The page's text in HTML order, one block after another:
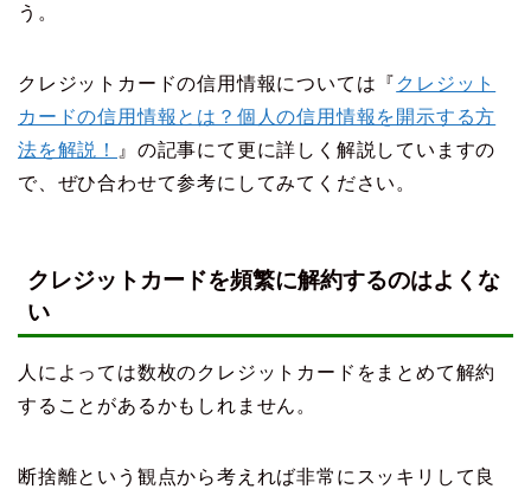
う。
クレジットカードの信用情報については『 クレジット
カードの信用情報とは？個人の信用情報を開示する方
法を解説！
』の記事にて更に詳しく解説していますの
で、ぜひ合わせて参考にしてみてください。
クレジットカードを頻繁に解約するのはよくな
い
人によっては数枚のクレジットカードをまとめて解約
することがあるかもしれません。
断捨離という観点から考えれば非常にスッキリして良